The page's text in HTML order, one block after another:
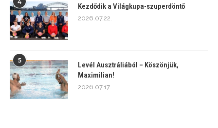
4
Kezdődik a Világkupa-szuperdöntő
2026.07.22.
5
Levél Ausztráliából – Köszönjük,
Maximilian!
2026.07.17.